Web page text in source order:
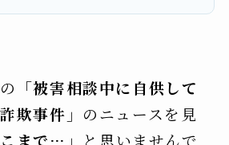
「被害相談中に自供して
欺事件」 のニュースを見
まで…」
と思いませんで